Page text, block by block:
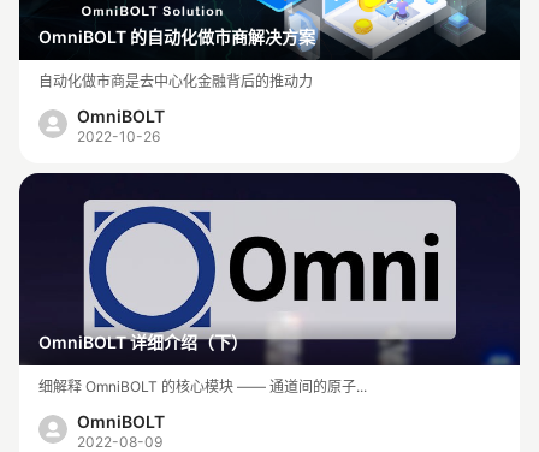
OmniBOLT 的自动化做市商解决方案
自动化做市商是去中心化金融背后的推动力
OmniBOLT
2022-10-26
OmniBOLT 详细介绍（下）
细解释 OmniBOLT 的核心模块 —— 通道间的原子...
OmniBOLT
2022-08-09